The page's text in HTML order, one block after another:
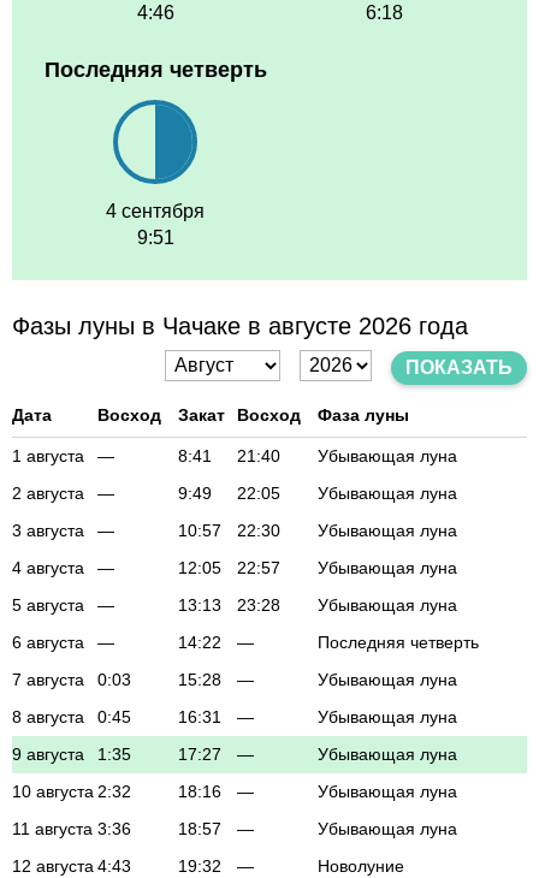
4:46
6:18
Последняя четверть
4 сентября
9:51
Фазы луны в Чачаке в августе 2026 года
ПОКАЗАТЬ
Дата Восход Закат Восход Фаза луны
1 августа — 8:41 21:40
Убывающая луна
2 августа
— 9:49 22:05
Убывающая луна
3 августа
— 10:57 22:30
Убывающая луна
4 августа
— 12:05 22:57
Убывающая луна
5 августа
— 13:13 23:28
Убывающая луна
6 августа
— 14:22 —
Последняя четверть
7 августа
0:03 15:28 —
Убывающая луна
8 августа
0:45 16:31 —
Убывающая луна
9 августа
1:35 17:27 —
Убывающая луна
10 августа 2:32 18:16 —
Убывающая луна
11 августа 3:36 18:57 —
Убывающая луна
12 августа 4:43 19:32 —
Новолуние